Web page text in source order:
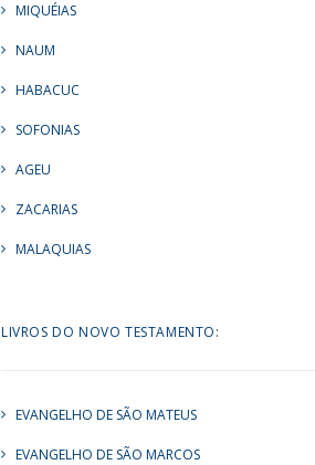
MIQUÉIAS
NAUM
HABACUC
SOFONIAS
AGEU
ZACARIAS
MALAQUIAS
LIVROS DO NOVO TESTAMENTO:
EVANGELHO DE SÃO MATEUS
EVANGELHO DE SÃO MARCOS